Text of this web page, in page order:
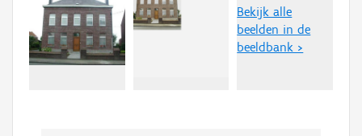
Bekijk alle
beelden in de
beeldbank >